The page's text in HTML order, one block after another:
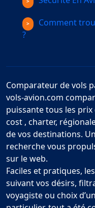
Comment
?
Comparateur de vols
vols-avion.com
puissante tous les
cost , charter,
de vos destinations.
recherche vous
sur le web.
Faciles et pratiques,
suivant vos désirs,
voyagiste ou choix